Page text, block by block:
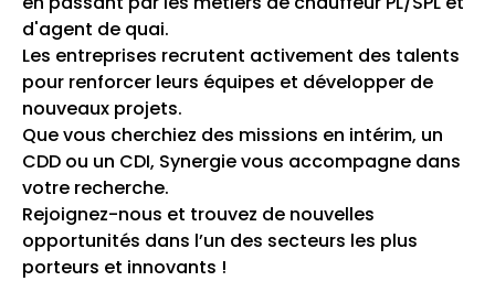
d'agent de quai.
Les entreprises recrutent activement des talents
pour renforcer leurs équipes et développer de
nouveaux projets.
Que vous cherchiez des missions en intérim, un
CDD ou un CDI, Synergie vous accompagne dans
votre recherche.
Rejoignez-nous et trouvez de nouvelles
opportunités dans l’un des secteurs les plus
porteurs et innovants !